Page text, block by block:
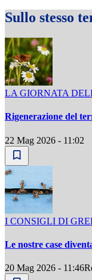
Sullo stesso
LA GIORNATA
Rigenerazione del
22 Mag 2026 - 11:02
I CONSIGLI DI
Le nostre case
20 Mag 2026 - 11:46